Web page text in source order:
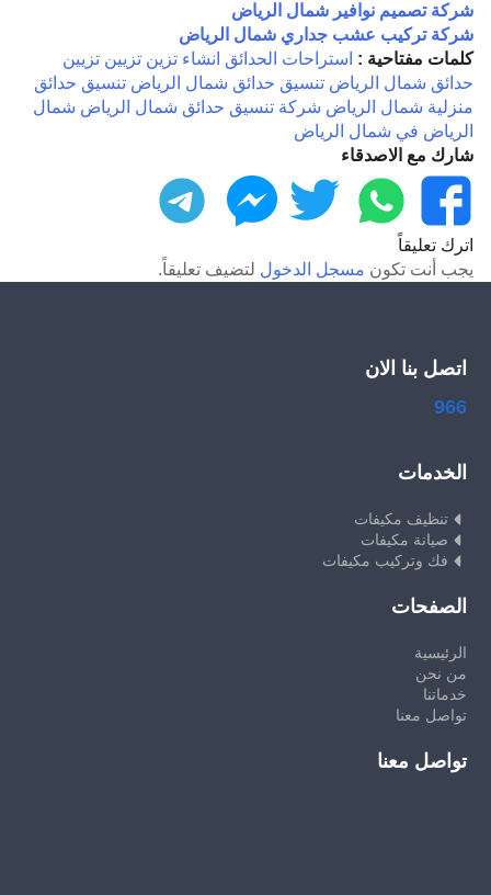
شركة تصميم نوافير شمال الرياض
شركة تركيب عشب جداري شمال الرياض
كلمات مفتاحية : استراحات الحدائق انشاء تزين تزيين تزيين
حدائق شمال الرياض تنسيق حدائق شمال الرياض تنسيق حدائق
منزلية شمال الرياض شركة تنسيق حدائق شمال الرياض شمال
الرياض في شمال الرياض
شارك مع الاصدقاء
فيسبوك
واتساب تويتر ماسنجر
اترك تعليقاً
يجب أنت تكون مسجل الدخول لتضيف تعليقاً.
اتصل بنا الان
966
الخدمات
تنظيف مكيفات
صيانة مكيفات
فك وتركيب مكيفات
الصفحات
الرئيسية
من نحن
خدماتنا
تواصل معنا
تواصل معنا